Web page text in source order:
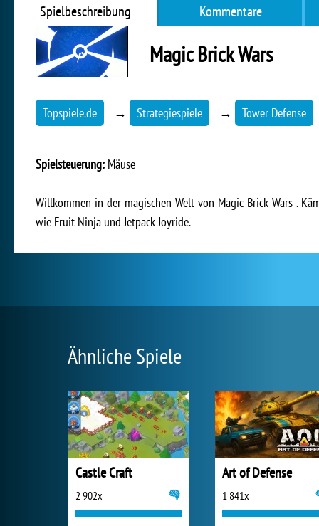
Spielbeschreibung Kommentare
Magic Brick Wars
Topspiele.de → Strategiespiele → Tower Defense
Spielsteuerung: Mäuse
Willkommen in der magischen Welt von Magic Brick Wars .
wie Fruit Ninja und Jetpack Joyride.
Ähnliche Spiele
Castle Craft
2 902x
Art of Defense
1 841x